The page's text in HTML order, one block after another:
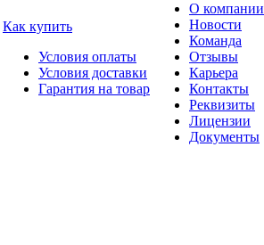
Как купить
Условия оплаты
Условия доставки
Гарантия на товар
О компании
Новости
Команда
Отзывы
Карьера
Контакты
Реквизиты
Лицензии
Документы